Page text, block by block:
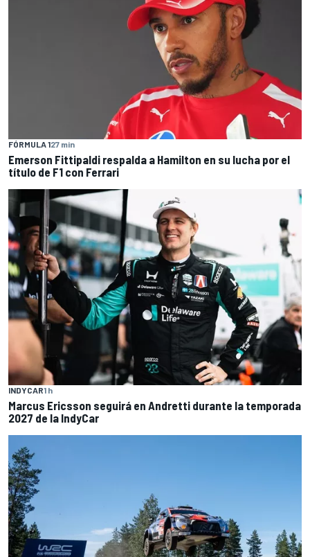
FÓRMULA 127 min
Emerson Fittipaldi respalda a Hamilton en su lucha por el
título de F1 con Ferrari
INDYCAR1 h
Marcus Ericsson seguirá en Andretti durante la temporada
2027 de la IndyCar